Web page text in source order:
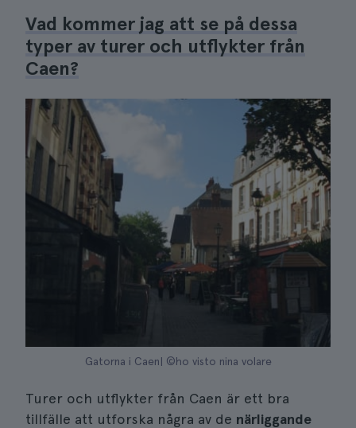
Vad kommer jag att se på dessa
typer av turer och utflykter från
Caen?
Gatorna i Caen| ©ho visto nina volare
Turer och utflykter från Caen är ett bra
tillfälle att utforska några av de närliggande